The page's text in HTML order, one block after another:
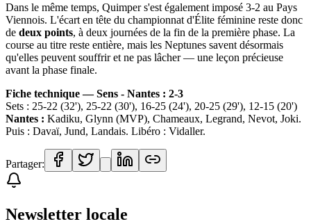
Dans le même temps, Quimper s'est également imposé 3-2 au Pays
Viennois. L'écart en tête du championnat d'Élite féminine reste donc
de deux points, à deux journées de la fin de la première phase. La
course au titre reste entière, mais les Neptunes savent désormais
qu'elles peuvent souffrir et ne pas lâcher — une leçon précieuse
avant la phase finale.
Fiche technique — Sens - Nantes : 2-3
Sets : 25-22 (32'), 25-22 (30'), 16-25 (24'), 20-25 (29'), 12-15 (20')
Nantes : Kadiku, Glynn (MVP), Chameaux, Legrand, Nevot, Joki.
Puis : Davaï, Jund, Landais. Libéro : Vidaller.
Partager:
Newsletter locale